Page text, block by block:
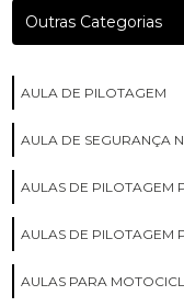
Outras Categorias
AULA DE PILOTAGEM
AULA DE SEGURANÇA
AULAS DE PILOTAGEM
AULAS DE PILOTAGEM
AULAS PARA